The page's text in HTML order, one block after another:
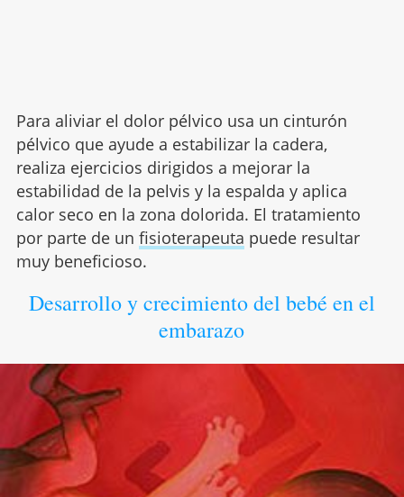
Para aliviar el dolor pélvico usa un cinturón
pélvico que ayude a estabilizar la cadera,
realiza ejercicios dirigidos a mejorar la
estabilidad de la pelvis y la espalda y aplica
calor seco en la zona dolorida. El tratamiento
por parte de un fisioterapeuta puede resultar
muy beneficioso.
Desarrollo y crecimiento del bebé en el
embarazo